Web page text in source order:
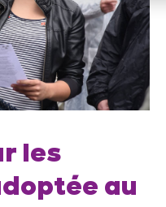
les
au